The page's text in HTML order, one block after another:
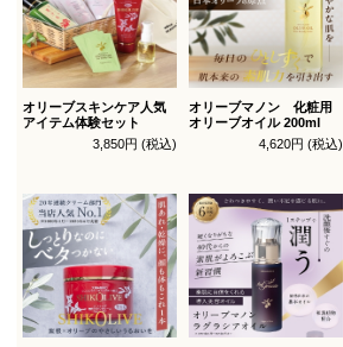
オリーブスキンケア人気
アイテム体験セット
3,850円 (税込)
オリーブマノン 化粧用
オリーブオイル 200ml
4,620円 (税込)